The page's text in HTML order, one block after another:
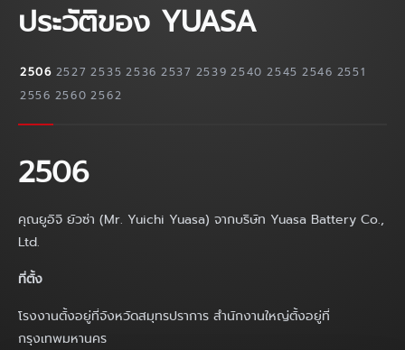
ประวัติของ YUASA
2506 2527 2535 2536 2537 2539 2540 2545 2546 2551
2556 2560 2562
2506
คุณยูอิจิ ยัวซ่า (Mr. Yuichi Yuasa) จากบริษัท Yuasa Battery Co.,
Ltd.
ที่ตั้ง
โรงงานตั้งอยู่ที่จังหวัดสมุทรปราการ สำนักงานใหญ่ตั้งอยู่ที่
กรุงเทพมหานคร